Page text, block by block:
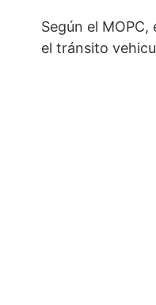
Según el
el tránsito